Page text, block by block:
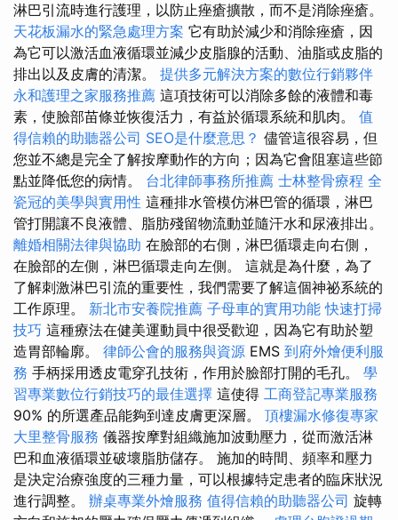
淋巴引流時進行護理，以防止痤瘡擴散，而不是消除痤瘡。
天花板漏水的緊急處理方案 它有助於減少和消除痤瘡，因
為它可以激活血液循環並減少皮脂腺的活動、油脂或皮脂的
排出以及皮膚的清潔。 提供多元解決方案的數位行銷夥伴
永和護理之家服務推薦 這項技術可以消除多餘的液體和毒
素，使臉部苗條並恢復活力，有益於循環系統和肌肉。 值
得信賴的助聽器公司 SEO是什麼意思？ 儘管這很容易，但
您並不總是完全了解按摩動作的方向；因為它會阻塞這些節
點並降低您的病情。 台北律師事務所推薦 士林整骨療程 全
瓷冠的美學與實用性 這種排水管模仿淋巴管的循環，淋巴
管打開讓不良液體、脂肪殘留物流動並隨汗水和尿液排出。
離婚相關法律與協助 在臉部的右側，淋巴循環走向右側，
在臉部的左側，淋巴循環走向左側。 這就是為什麼，為了
了解刺激淋巴引流的重要性，我們需要了解這個神祕系統的
工作原理。 新北市安養院推薦 子母車的實用功能 快速打掃
技巧 這種療法在健美運動員中很受歡迎，因為它有助於塑
造胃部輪廓。 律師公會的服務與資源 EMS 到府外燴便利服
務 手柄採用透皮電穿孔技術，作用於臉部打開的毛孔。 學
習專業數位行銷技巧的最佳選擇 這使得 工商登記專業服務
90% 的所選產品能夠到達皮膚更深層。 頂樓漏水修復專家
大里整骨服務 儀器按摩對組織施加波動壓力，從而激活淋
巴和血液循環並破​​壞脂肪儲存。 施加的時間、頻率和壓力
是決定治療強度的三種力量，可以根據特定患者的臨床狀況
進行調整。 辦桌專業外燴服務 值得信賴的助聽器公司 旋轉